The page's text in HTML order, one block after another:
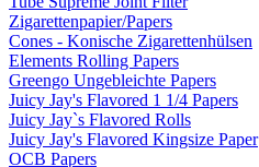
Zigarettenpapier/Papers
Cones - Konische Zigarettenhülsen
Elements Rolling Papers
Greengo Ungebleichte Papers
Juicy Jay's Flavored 1 1/4 Papers
Juicy Jay`s Flavored Rolls
Juicy Jay's Flavored Kingsize Paper
OCB Papers